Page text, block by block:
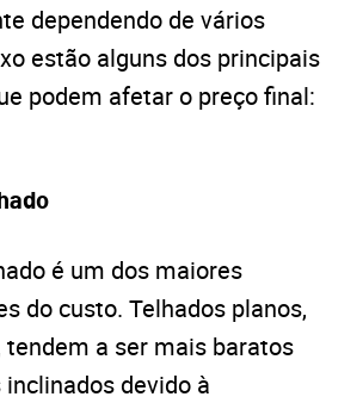
dependendo de vários
estão alguns dos principais
podem afetar o preço final:
é um dos maiores
do custo. Telhados planos,
tendem a ser mais baratos
devido à